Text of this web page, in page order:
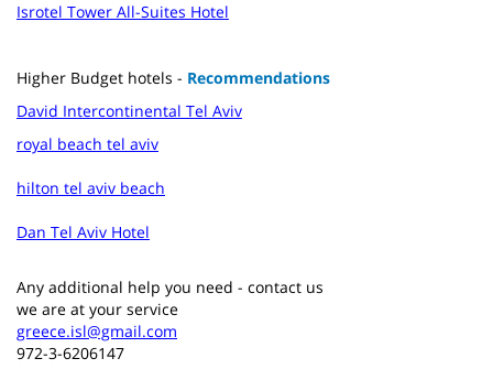
Isrotel Tower All-Suites Hotel
Higher Budget hotels - Recommendations
David Intercontinental Tel Aviv
royal beach tel aviv
hilton tel aviv beach
Dan Tel Aviv Hotel
Any additional help you need - contact us
we are at your service
greece.isl@gmail.com
972-3-6206147